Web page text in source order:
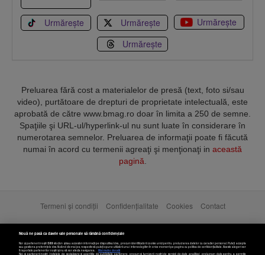
Urmărește Urmărește
Urmărește
Urmărește
Preluarea fără cost a materialelor de presă (text, foto si/sau
video), purtătoare de drepturi de proprietate intelectuală, este
aprobată de către www.bmag.ro doar în limita a 250 de semne.
Spaţiile şi URL-ul/hyperlink-ul nu sunt luate în considerare în
numerotarea semnelor. Preluarea de informaţii poate fi făcută
numai în acord cu termenii agreaţi şi menţionaţi in această
pagină
Termeni și condiții Confidențialitate Cookies Contact
Copyright © 2025 BUSINESSMEX S.A.
Nouă ne pasă ca datele tale personale să rămână confidențiale
Noi și partenerii noștri589stocăm și/sau accesăm informații pe dispozitivul dvs., precum identificatorii cookie unici pentru prelucrarea datelor cu caracter personal. Puteți accepta
sau gestiona preferințele dvs. făcând clic mai jos, respectiv vă puteți opune utilizării unui interes legitim în orice moment pe pagina cu politica de confidențialitate. Aceste alegeri vor
fi raportate partenerilor noștri și nu vă vor afecta navigarea.
Mai multe detalii
Noi si partenerii nostri (retelele de socializare si agentiile de publicitate partenere, precum si furnizorii nostri de servicii de date analitice) prelucram date pentru a permite